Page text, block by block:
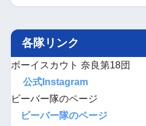
各隊リンク
ボーイスカウト 奈良第18団
公式Instagram
ビーバー隊のページ
ビーバー隊のページ